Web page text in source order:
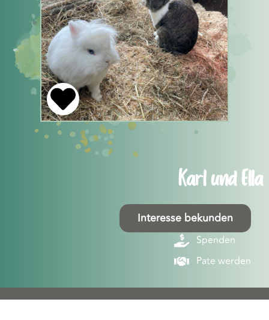
Karl und Ella
Interesse bekunden
Spenden
Pate werden